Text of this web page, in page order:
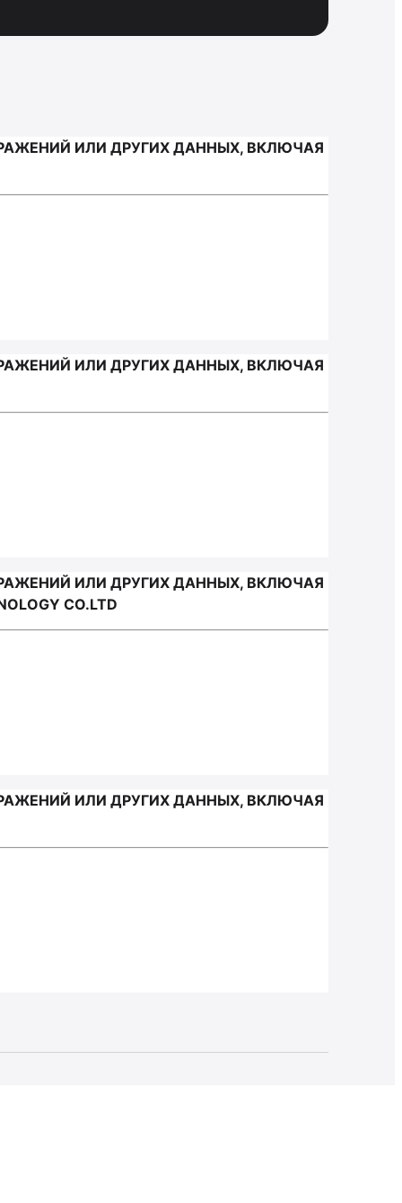
ИЛИ ДРУГИХ ДАННЫХ, ВКЛЮЧАЯ
ИЛИ ДРУГИХ ДАННЫХ, ВКЛЮЧАЯ
ИЛИ ДРУГИХ ДАННЫХ, ВКЛЮЧАЯ
CO.LTD
ИЛИ ДРУГИХ ДАННЫХ, ВКЛЮЧАЯ